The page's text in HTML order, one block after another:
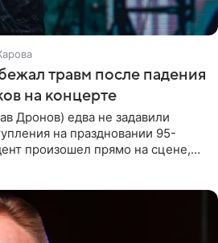
травм после падения
на концерте
Дронов) едва не задавили
на праздновании 95-
произошел прямо на сцене,